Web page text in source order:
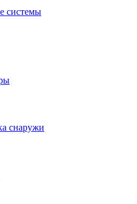
системы
снаружи